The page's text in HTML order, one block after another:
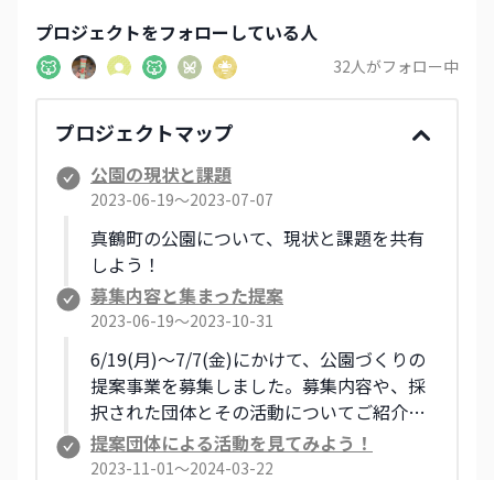
プロジェクトをフォローしている人
32人がフォロー中
プロジェクトマップ
公園の現状と課題
2023-06-19〜2023-07-07
真鶴町の公園について、現状と課題を共有
しよう！
募集内容と集まった提案
2023-06-19〜2023-10-31
6/19(月)～7/7(金)にかけて、公園づくりの
提案事業を募集しました。募集内容や、採
択された団体とその活動についてご紹介し
ます。
提案団体による活動を見てみよう！
2023-11-01〜2024-03-22